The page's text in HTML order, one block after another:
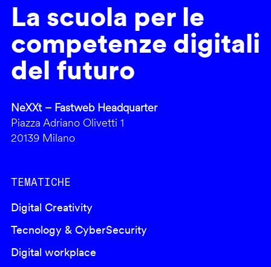
La scuola per le
competenze digitali
del futuro
NeXXt – Fastweb Headquarter
Piazza Adriano Olivetti 1
20139 Milano
TEMATICHE
Digital Creativity
Tecnology & CyberSecurity
Digital workplace